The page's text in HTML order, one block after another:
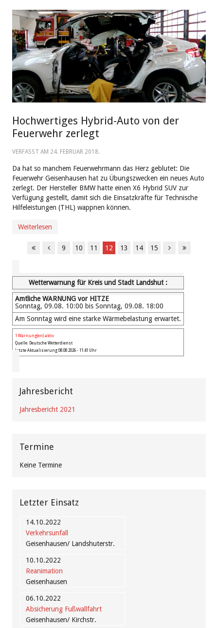
Hochwertiges Hybrid-Auto von der
Feuerwehr zerlegt
VERFASST AM 24. FEBRUAR 2018.
Da hat so manchem Feuerwehrmann das Herz geblutet: Die
Feuerwehr Geisenhausen hat zu Übungszwecken ein neues Auto
zerlegt. Der Hersteller BMW hatte einen X6 Hybrid SUV zur
Verfügung gestellt, damit sich die Einsatzkräfte für Technische
Hilfeleistungen (THL) wappnen können.
Weiterlesen
9 10 11 12 13 14 15
Wetterwarnung für Kreis und Stadt Landshut :
Amtliche WARNUNG vor HITZE
Sonntag, 09.08. 10:00 bis Sonntag, 09.08. 18:00
Am Sonntag wird eine starke Wärmebelastung erwartet.
1 Warnung(en) aktiv
Quelle: Deutsche Wetterdienst
Letzte Aktualisierung 08.08.2026 - 11:41 Uhr
Jahresbericht
Jahresbericht 2021
Termine
Keine Termine
Letzter Einsatz
14.10.2022
Verkehrsunfall
Geisenhausen/ Landshuterstr.
10.10.2022
Reanimation
Geisenhausen
06.10.2022
Absicherung Fußwallfahrt
Geisenhausen/ Kirchstr.